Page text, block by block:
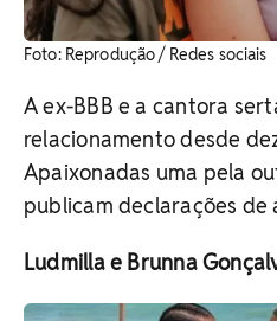
Foto: Reprodução / Redes sociais
A ex-BBB e a cantora
relacionamento desde
Apaixonadas uma pela
publicam declarações de
Ludmilla e Brunna